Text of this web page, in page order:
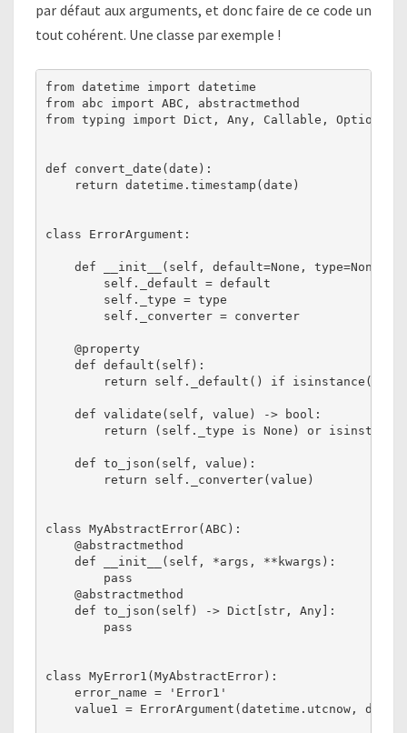
par défaut aux arguments, et donc faire de ce code un
tout cohérent. Une classe par exemple !
from datetime import datetime
from abc import ABC, abstractmethod
from typing import Dict, Any, Callable, Optional
def convert_date(date):
    return datetime.timestamp(date)
class ErrorArgument:
def __init__(self, default=None, type=None,
        self._default = default
        self._type = type
        self._converter = converter
    @property
    def default(self):
return self._default() if
    def validate(self, value) -> bool:
return (self._type is None) or
    def to_json(self, value):
        return self._converter(value)
class MyAbstractError(ABC):
    @abstractmethod
    def __init__(self, *args, **kwargs):
        pass
    @abstractmethod
    def to_json(self) -> Dict[str, Any]:
        pass
class MyError1(MyAbstractError):
    error_name = 'Error1'
value1 = ErrorArgument(datetime.utcnow,